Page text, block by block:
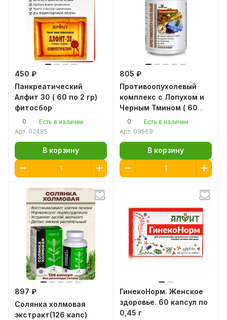
450 ₽
Панкреатический
Алфит 30 ( 60 по 2 гр)
фитосбор
0
Есть в наличии
Арт. 02485
В корзину
805 ₽
Противоопухолевый
комплекс с Лопухом и
Черным Тмином ( 60
капсул ) для
профилактики и
медикаментозной
терапии при любом
виде новообразований
0
Есть в наличии
Арт. 09569
В корзину
897 ₽
Солянка холмовая
экстракт(126 капс)
ГинекоНорм. Женское
здоровье. 60 капсул по
0,45 г